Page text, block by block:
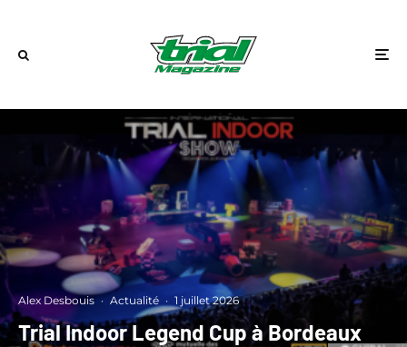
Alex Desbouis · Actualité · 1 juillet 2026
Trial Indoor Legend Cup à Bordeaux